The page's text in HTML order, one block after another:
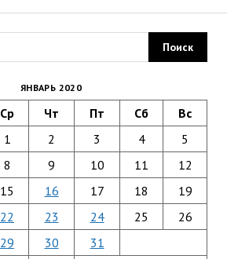
ЯНВАРЬ 2020
Ср Чт Пт Сб Вс
1 2 3 4
5
8 9 10 11
12
15 16 17 18
19
22 23 24 25
26
29 30 31